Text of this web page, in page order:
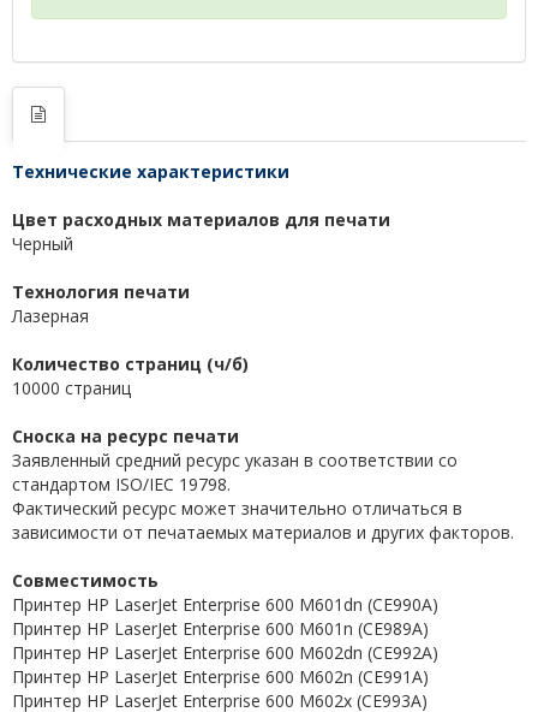
Технические характеристики
Цвет расходных материалов для печати
Черный
Технология печати
Лазерная
Количество страниц (ч/б)
10000 страниц
Сноска на ресурс печати
Заявленный средний ресурс указан в соответствии со
стандартом ISO/IEC 19798.
Фактический ресурс может значительно отличаться в
зависимости от печатаемых материалов и других факторов.
Совместимость
Принтер НР LaserJet Enterprise 600 M601dn (CE990A)
Принтер HP LaserJet Enterprise 600 M601n (CE989A)
Принтер HP LaserJet Enterprise 600 M602dn (CE992A)
Принтер HP LaserJet Enterprise 600 M602n (CE991A)
Принтер HP LaserJet Enterprise 600 M602x (CE993A)